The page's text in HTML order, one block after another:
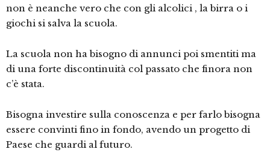
non è neanche vero che con gli alcolici , la birra o i
giochi si salva la scuola.
La scuola non ha bisogno di annunci poi smentiti ma
di una forte discontinuità col passato che finora non
c’è stata.
Bisogna investire sulla conoscenza e per farlo bisogna
essere convinti fino in fondo, avendo un progetto di
Paese che guardi al futuro.